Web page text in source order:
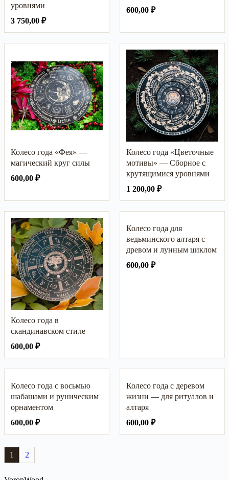
уровнями
3 750,00 ₽
600,00 ₽
Колесо года «Фея» —
магический круг силы
600,00 ₽
Колесо года «Цветочные
мотивы» — Сборное с
крутящимися уровнями
1 200,00 ₽
Колесо года в
скандинавском стиле
600,00 ₽
Колесо года для
ведьминского алтаря с
древом и лунным циклом
600,00 ₽
Колесо года с восьмью
шабашами и руническим
орнаментом
600,00 ₽
Колесо года с деревом
жизни — для ритуалов и
алтаря
600,00 ₽
1 2